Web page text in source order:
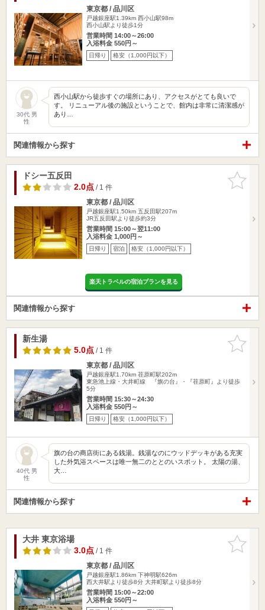
東京都 / 品川区
戸越銀座駅1.39km 西小山駅98m
西小山駅より徒歩1分
営業時間 14:00～26:00
入浴料金 550円～
日帰り 格安（1,000円以下）
30代 男
性
西小山駅から徒歩すぐの場所にあり、アクセスがとても良いで
す。 リニューアル後の施設ということで、館内は非常に清潔感が
あり…
関連情報から探す
お気に入
りに追加
ドシー五反田
2.0点/ 1 件
東京都 / 品川区
戸越銀座駅1.50km 五反田駅207m
JR五反田駅より徒歩約3分
営業時間 15:00～翌11:00
入浴料金 1,000円～
日帰り 宿泊 格安（1,000円以下）
楽天トラベルの宿泊プランを見る
関連情報から探す
お気に入
りに追加
新生湯
5.0点/ 1 件
東京都 / 品川区
戸越銀座駅1.70km 荏原町駅202m
東急池上線・大井町線 『旗の台』・『荏原町』より徒歩
5分
営業時間 15:30～24:30
入浴料金 550円～
日帰り 格安（1,000円以下）
40代 男
性
旗の台の商店街にある銭湯。銭湯なのにウッドデッキがある充実
した外気浴スペースは唯一無二のととのいスポット。 太陽の湯、
大…
関連情報から探す
お気に入
りに追加
大井 東京浴場
3.0点/ 1 件
東京都 / 品川区
戸越銀座駅1.86km 下神明駅626m
西大井駅より徒歩8分 大井町駅より徒歩8分
営業時間 15:00～22:00
入浴料金 550円～